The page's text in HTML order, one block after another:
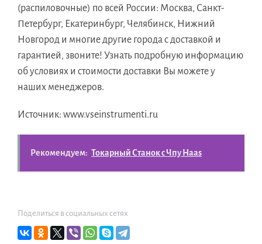
(распиловочные) по всей России: Москва, Санкт-
Петербург, Екатеринбург, Челябинск, Нижний
Новгород и многие другие города с доставкой и
гарантией, звоните! Узнать подробную информацию
об условиях и стоимости доставки Вы можете у
наших менеджеров.
Источник: www.vseinstrumenti.ru
Рекомендуем: Токарный Станок с Чпу Haas
Поделиться в социальных сетях